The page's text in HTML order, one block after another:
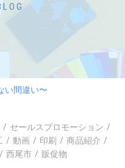
間違い〜
セールスプロモーション
動画 印刷
商品紹介
西尾市 販促物